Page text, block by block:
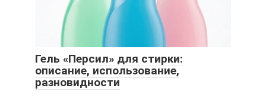
Гель «Персил» для стирки:
описание, использование,
разновидности